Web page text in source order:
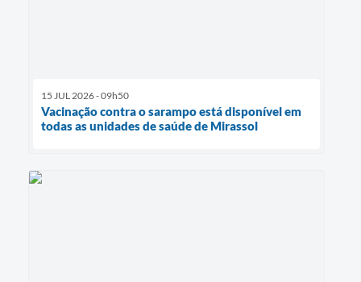
15 JUL 2026 - 09h50
Vacinação contra o sarampo está disponível em
todas as unidades de saúde de Mirassol